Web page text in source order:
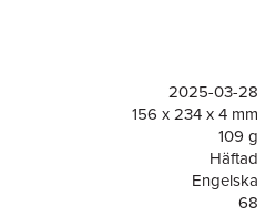
2025-03-28
156 x 234 x 4 mm
109 g
Häftad
Engelska
68